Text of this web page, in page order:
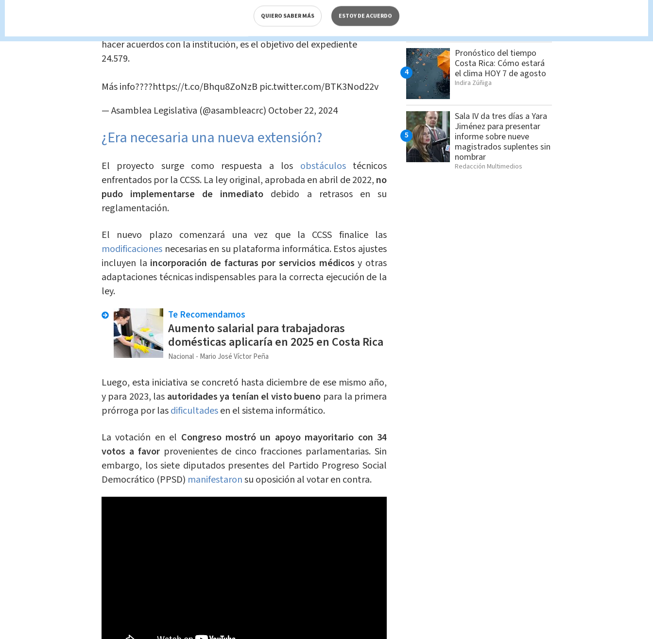
Permitir a patronos y trabajadores independientes poder condonar
multas, recargos e intereses de deudas con la CCSS por 12 meses y
hacer acuerdos con la institución, es el objetivo del expediente
24.579.
Más info????https://t.co/Bhqu8ZoNzB pic.twitter.com/BTK3Nod22v
— Asamblea Legislativa (@asambleacrc) October 22, 2024
¿Era necesaria una nueva extensión?
El proyecto surge como respuesta a los obstáculos técnicos
enfrentados por la CCSS. La ley original, aprobada en abril de 2022, no
pudo implementarse de inmediato debido a retrasos en su
reglamentación.
El nuevo plazo comenzará una vez que la CCSS finalice las
modificaciones necesarias en su plataforma informática. Estos ajustes
incluyen la incorporación de facturas por servicios médicosy otras
adaptaciones técnicas indispensables para la correcta ejecución de la
ley.
Te Recomendamos
Aumento salarial para trabajadoras
domésticas aplicaría en 2025 en Costa Rica
Nacional Mario José Víctor Peña
Luego, esta iniciativa se concretó hasta diciembre de ese mismo año,
y para 2023, las autoridades ya tenían el visto bueno para la primera
prórroga por lasdificultadesen el sistema informático.
La votación en el Congreso mostró un apoyo mayoritario con 34
votos a favorprovenientes de cinco fracciones parlamentarias. Sin
embargo, los siete diputados presentes del Partido Progreso Social
Democrático (PPSD) manifestaronsu oposición al votar en contra.
Pronóstico del tiempo
Costa Rica: Cómo estará
el clima HOY 7 de agosto
Indira Zúñiga
Sala IV da tres días a Yara
Jiménez para presentar
informe sobre nueve
magistrados suplentes sin
nombrar
Redacción Multimedios
QUIERO SABER MÁS ESTOY DE ACUERDO